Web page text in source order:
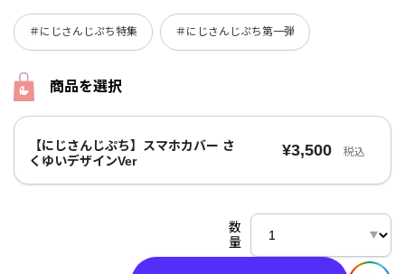
＃にじさんじぷち特集 ＃にじさんじぷち第一弾
商品を選択
【にじさんじぷち】スマホカバー さ
くゆいデザインVer
¥3,500 税込
数
量